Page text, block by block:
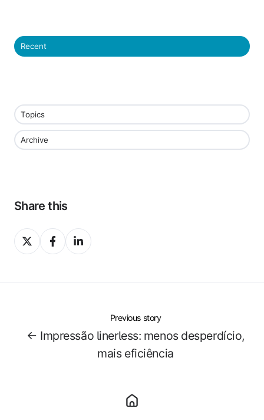
Recent
Topics
Archive
Share this
Share
on
Share
on
Share
on
Previous story
← Impressão linerless: menos desperdício,
mais eficiência